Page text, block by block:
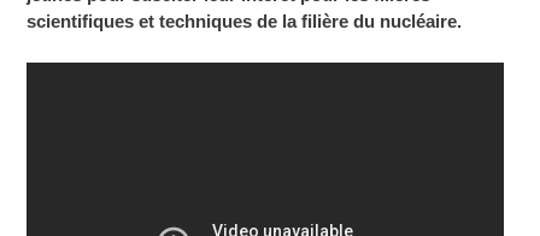
scientifiques et techniques de la filière du nucléaire.